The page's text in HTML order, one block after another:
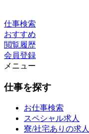
仕事検索
おすすめ
閲覧履歴
会員登録
メニュー
仕事を探す
お仕事検索
スペシャル求人
寮/社宅ありの求人